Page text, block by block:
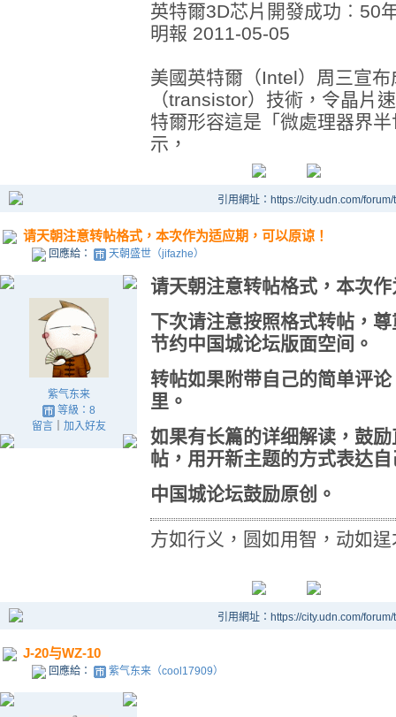
英特爾3D芯片開發成功︰50
明報 2011-05-05
美國英特爾（Intel）周三宣
（transistor）技術，令晶片
特爾形容這是「微處理器界
示，
引用網址：https://city.udn.com/
请天朝注意转帖格式，本次作为适应期，可以原谅！
回應給： 天朝盛世（jifazhe）
紫气东来
等級：8
留言｜ 加入好友
请天朝注意转帖格式，本次
下次请注意按照格式转帖，
节约中国城论坛版面空间。
转帖如果附带自己的简单评
里。
如果有长篇的详细解读，鼓
帖，用开新主题的方式表达
中国城论坛鼓励原创。
方如行义，圆如用智，动如
引用網址：https://city.udn.com/
J-20与WZ-10
回應給： 紫气东来（cool17909）